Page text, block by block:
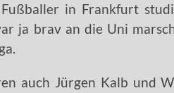
in Frankfurt
ja brav an die Uni
auch Jürgen Kalb und